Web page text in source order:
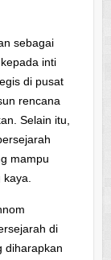
sebagai
inti
di pusat
rencana
Selain itu,
mampu
kaya.
di
diharapkan